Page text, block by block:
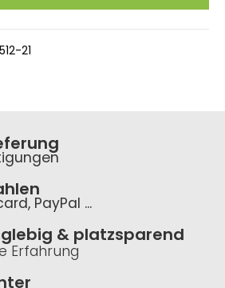
21
PayPal ...
& platzsparend
Erfahrung